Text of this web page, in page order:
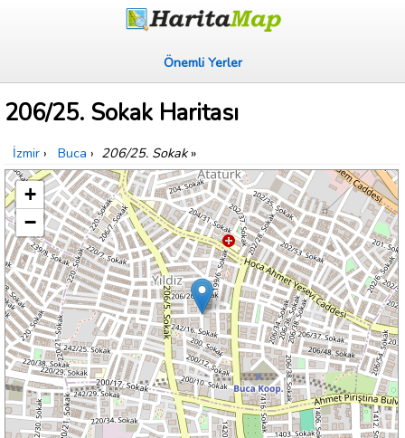
Önemli Yerler
206/25. Sokak Haritası
İzmir › Buca › 206/25. Sokak»
+
−